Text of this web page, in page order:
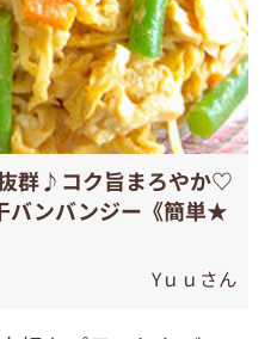
群♪コク旨まろやか♡
バンバンジー《簡単★
Yｕｕさん